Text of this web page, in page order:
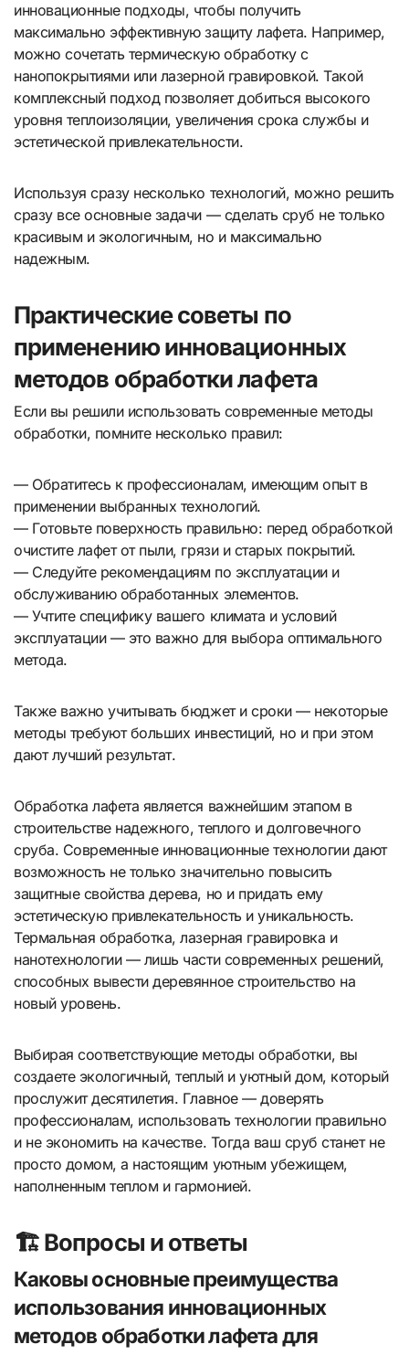
инновационные подходы, чтобы получить
максимально эффективную защиту лафета. Например,
можно сочетать термическую обработку с
нанопокрытиями или лазерной гравировкой. Такой
комплексный подход позволяет добиться высокого
уровня теплоизоляции, увеличения срока службы и
эстетической привлекательности.
Используя сразу несколько технологий, можно решить
сразу все основные задачи — сделать сруб не только
красивым и экологичным, но и максимально
надежным.
Практические советы по
применению инновационных
методов обработки лафета
Если вы решили использовать современные методы
обработки, помните несколько правил:
— Обратитесь к профессионалам, имеющим опыт в
применении выбранных технологий.
— Готовьте поверхность правильно: перед обработкой
очистите лафет от пыли, грязи и старых покрытий.
— Следуйте рекомендациям по эксплуатации и
обслуживанию обработанных элементов.
— Учтите специфику вашего климата и условий
эксплуатации — это важно для выбора оптимального
метода.
Также важно учитывать бюджет и сроки — некоторые
методы требуют больших инвестиций, но и при этом
дают лучший результат.
Обработка лафета является важнейшим этапом в
строительстве надежного, теплого и долговечного
сруба. Современные инновационные технологии дают
возможность не только значительно повысить
защитные свойства дерева, но и придать ему
эстетическую привлекательность и уникальность.
Термальная обработка, лазерная гравировка и
нанотехнологии — лишь части современных решений,
способных вывести деревянное строительство на
новый уровень.
Выбирая соответствующие методы обработки, вы
создаете экологичный, теплый и уютный дом, который
прослужит десятилетия. Главное — доверять
профессионалам, использовать технологии правильно
и не экономить на качестве. Тогда ваш сруб станет не
просто домом, а настоящим уютным убежищем,
наполненным теплом и гармонией.
🏗️ Вопросы и ответы
Каковы основные преимущества
использования инновационных
методов обработки лафета для